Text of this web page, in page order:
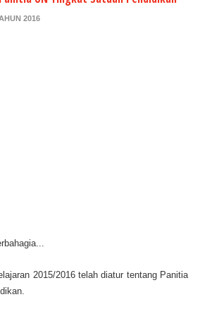
2016
2015/2016 telah diatur tentang Panitia